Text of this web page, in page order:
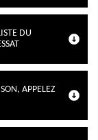
DU
APPELEZ